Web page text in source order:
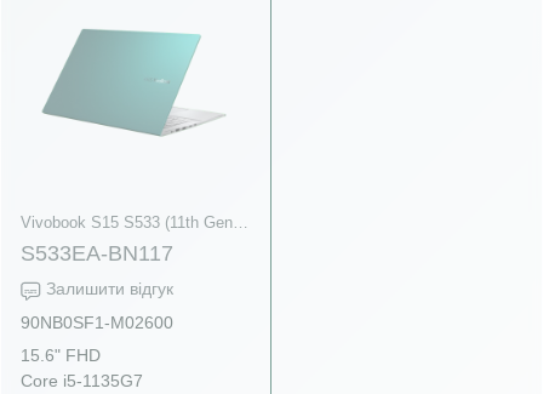
Vivobook S15 S533 (11th Gen Intel)
S533EA-BN117
Залишити відгук
90NB0SF1-M02600
15.6" FHD
Core i5-1135G7